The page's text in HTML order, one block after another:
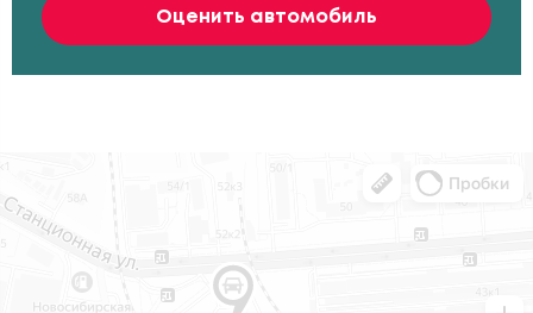
Оценить автомобиль